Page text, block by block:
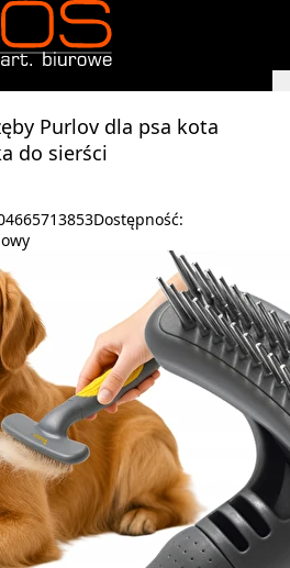
Purlov dla psa kota
do sierści
Dostępność: